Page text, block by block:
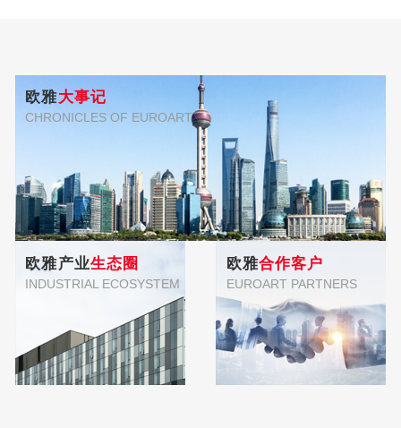
欧雅大事记
CHRONICLES OF EUROART
欧雅产业生态圈
INDUSTRIAL ECOSYSTEM
欧雅合作客户
EUROART PARTNERS